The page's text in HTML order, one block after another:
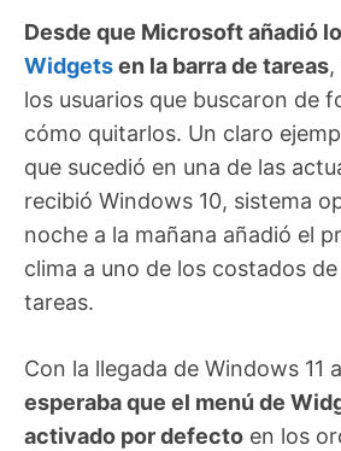
Desde que Microsoft añadió
Widgetsen la barra de tareas
los usuarios que buscaron de
cómo quitarlos. Un claro
que sucedió en una de las
recibió Windows 10, sistema
noche a la mañana añadió el
clima a uno de los costados
tareas.
Con la llegada de Windows 11
esperaba que el menú de
activado por defecto en los